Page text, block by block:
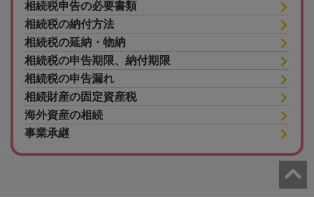
相続税申告の必要書類
相続税の納付方法
相続税の延納・物納
相続税の申告期限、納付期限
相続税の申告漏れ
相続財産の固定資産税
海外資産の相続
事業承継